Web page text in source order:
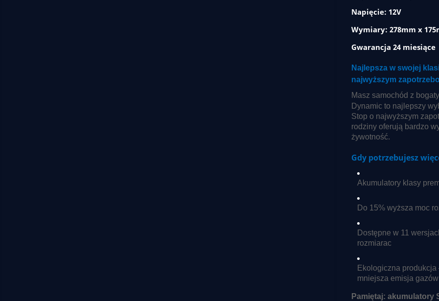
Napięcie: 12V
Wymiary: 278mm x
Gwarancja 24 miesiące
Najlepsza w swojej
najwyższym
Masz samochód z
Dynamic to najlepszy
Stop o najwyższym
rodziny oferują bardzo
żywotność.
Gdy potrzebujesz
Akumulatory klasy
Do 15% wyższa moc
Dostępne w 11
rozmiarac
Ekologiczna
mniejsza emisja
Pamiętaj: akumulatory